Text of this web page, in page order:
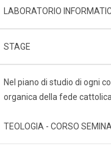
LABORATORIO
STAGE
Nel piano di studio di ogni
organica della fede cattolica.
TEOLOGIA - CORSO